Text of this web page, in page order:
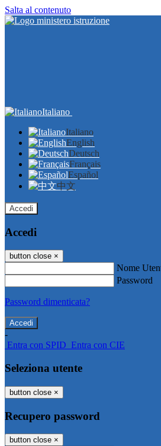
Salta al contenuto
Italiano
Italiano
English
Deutsch
Français
Español
中文
Accedi
Accedi
button close ×
Nome
Password
Password dimenticata?
-
Entra con SPID Entra con CIE
Seleziona utente
button close ×
Recupero password
button close ×